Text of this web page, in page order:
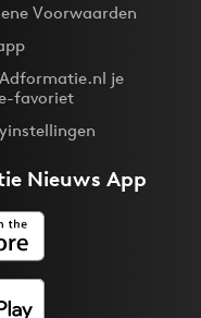
Voorwaarden
je
favoriet
Nieuws App